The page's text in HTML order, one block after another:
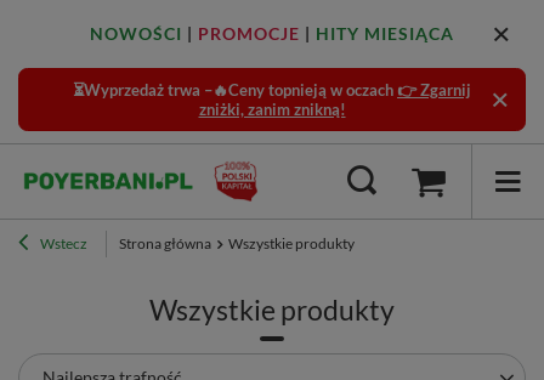
NOWOŚCI | PROMOCJE | HITY MIESIĄCA
⏳Wyprzedaż trwa –🔥Ceny topnieją w oczach 👉 Zgarnij
zniżki, zanim znikną!
Wstecz Strona główna Wszystkie produkty
Wszystkie produkty